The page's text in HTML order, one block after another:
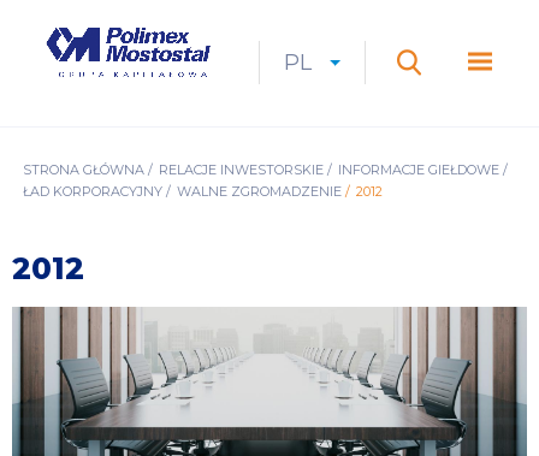
Mostostal
CURRENT
PL
ROZWIŃ
LANGUAGESZUKAJ
ŚCIEŻKA
STRONA GŁÓWNA RELACJE INWESTORSKIE
INFORMACJE GIEŁDOWE
ŁAD KORPORACYJNY
WALNE ZGROMADZENIE 2012
2012